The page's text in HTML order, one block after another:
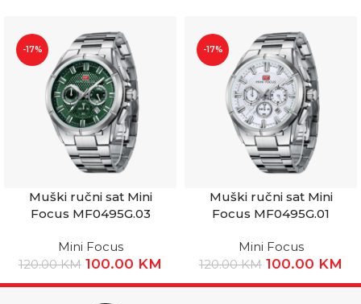
-17%
Muški ručni sat Mini
Focus MF0495G.03
Mini Focus
120.00KM 100.00 KM
-17%
Muški ručni sat Mini
Focus MF0495G.01
Mini Focus
120.00KM 100.00 KM